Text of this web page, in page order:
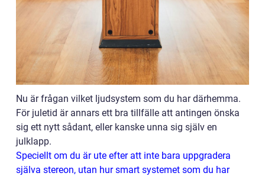
Nu är frågan vilket ljudsystem som du har därhemma.
För juletid är annars ett bra tillfälle att antingen önska
sig ett nytt sådant, eller kanske unna sig själv en
julklapp.
Speciellt om du är ute efter att inte bara uppgradera
själva stereon, utan hur smart systemet som du har